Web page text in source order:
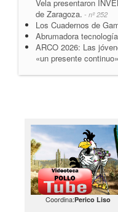
Vela presentaron
de Zaragoza. - nº 252
Los Cuadernos de
Abrumadora
ARCO 2026: Las
«un presente continuo»
Coordina:Perico Liso